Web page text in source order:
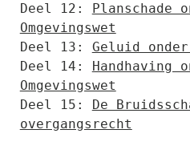
Deel 12: Planschade
Omgevingswet
Deel 13: Geluid onder
Deel 14: Handhaving
Omgevingswet
Deel 15: De
overgangsrecht